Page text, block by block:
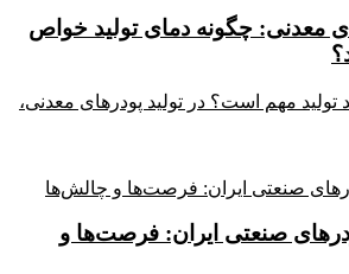
معدنی: چگونه دمای تولید خواص
تولید مهم است؟ در تولید پودرهای معدنی،
صنعتی ایران: فرصت‌ها و